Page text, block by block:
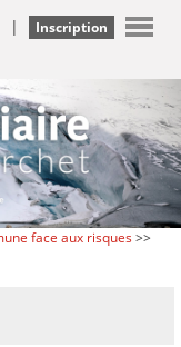
| Inscription
face aux risques>>